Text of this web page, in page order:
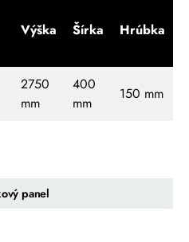
Výška Šírka Hrúbka
2750
mm
400
mm
150 mm
panel